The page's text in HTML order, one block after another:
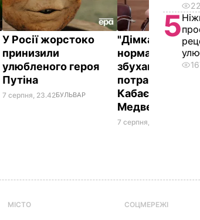
У Росії жорстоко
принизили
улюбленого героя
Путіна
7 серпня, 23.42БУЛЬВАР
"Дімка був
нормальний,
збухався". У
потрапили
Кабаєвої з
Медведєвим
7 серпня, 20.39
5
МІСТО СОЦМЕРЕЖІ